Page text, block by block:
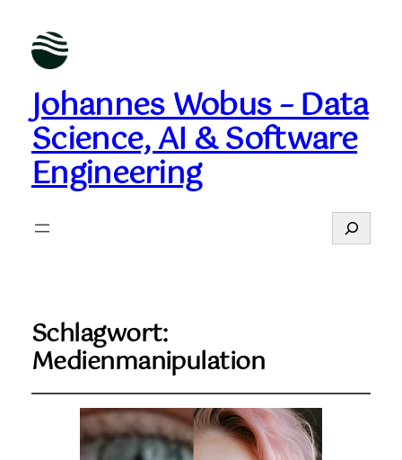
Johannes Wobus – Data
Science, AI & Software
Engineering
Suchen
Schlagwort:
Medienmanipulation